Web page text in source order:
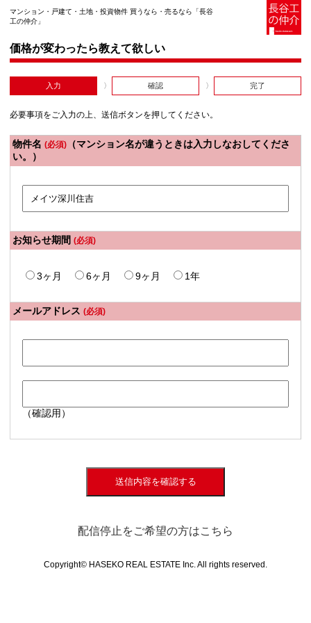
マンション・戸建て・土地・投資物件 買うなら・売るなら「長谷
工の仲介」
価格が変わったら教えて欲しい
入力 確認 完了
必要事項をご入力の上、送信ボタンを押してください。
物件名 (必須) （マンション名が違うときは入力しなおしてくださ
い。）
お知らせ期間 (必須)
3ヶ月 6ヶ月 9ヶ月 1年
メールアドレス (必須)
（確認用）
送信内容を確認する
配信停止をご希望の方はこちら
Copyright© HASEKO REAL ESTATE Inc. All rights reserved.